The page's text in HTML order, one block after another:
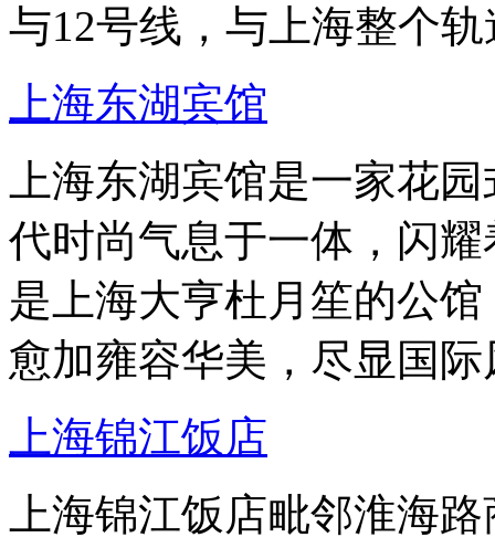
与12号线，与上海整个
上海东湖宾馆
上海东湖宾馆是一家花
代时尚气息于一体，闪
是上海大亨杜月笙的公
愈加雍容华美，尽显国际
上海锦江饭店
上海锦江饭店毗邻淮海